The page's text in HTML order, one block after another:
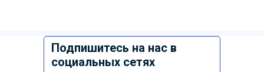
Подпишитесь на нас в
социальных сетях